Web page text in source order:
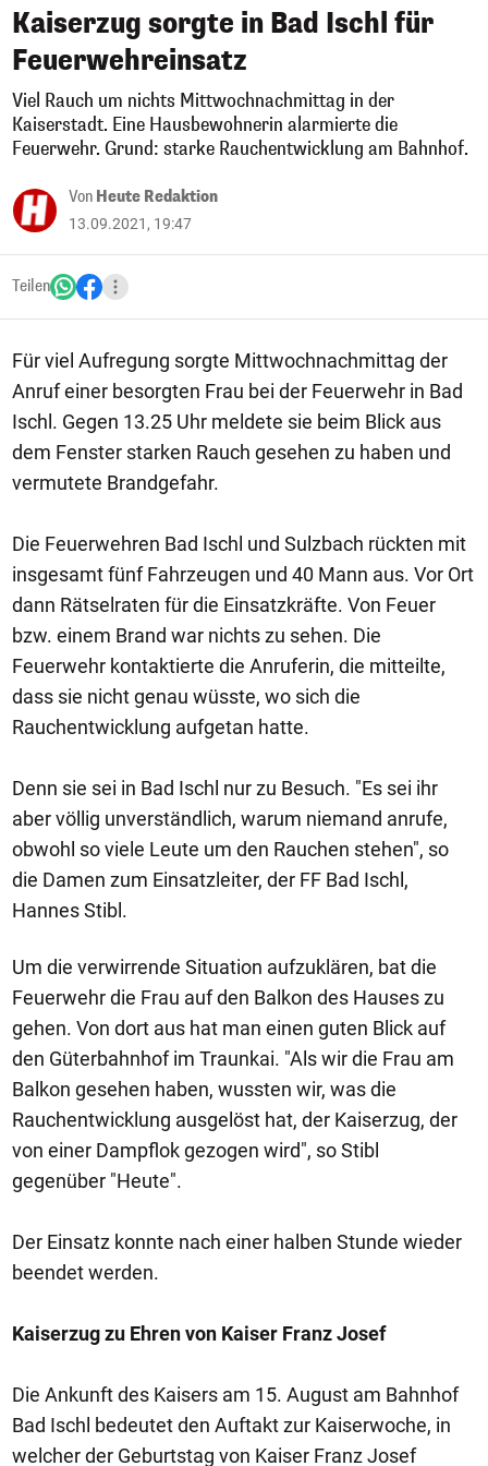
Kaiserzug sorgte in Bad Ischl für
Feuerwehreinsatz
Viel Rauch um nichts Mittwochnachmittag in der
Kaiserstadt. Eine Hausbewohnerin alarmierte die
Feuerwehr. Grund: starke Rauchentwicklung am Bahnhof.
Von Heute Redaktion
13.09.2021, 19:47
Teilen
Für viel Aufregung sorgte Mittwochnachmittag der
Anruf einer besorgten Frau bei der Feuerwehr in Bad
Ischl. Gegen 13.25 Uhr meldete sie beim Blick aus
dem Fenster starken Rauch gesehen zu haben und
vermutete Brandgefahr.
Die Feuerwehren Bad Ischl und Sulzbach rückten mit
insgesamt fünf Fahrzeugen und 40 Mann aus. Vor Ort
dann Rätselraten für die Einsatzkräfte. Von Feuer
bzw. einem Brand war nichts zu sehen. Die
Feuerwehr kontaktierte die Anruferin, die mitteilte,
dass sie nicht genau wüsste, wo sich die
Rauchentwicklung aufgetan hatte.
Denn sie sei in Bad Ischl nur zu Besuch. "Es sei ihr
aber völlig unverständlich, warum niemand anrufe,
obwohl so viele Leute um den Rauchen stehen", so
die Damen zum Einsatzleiter, der FF Bad Ischl,
Hannes Stibl.
Um die verwirrende Situation aufzuklären, bat die
Feuerwehr die Frau auf den Balkon des Hauses zu
gehen. Von dort aus hat man einen guten Blick auf
den Güterbahnhof im Traunkai. "Als wir die Frau am
Balkon gesehen haben, wussten wir, was die
Rauchentwicklung ausgelöst hat, der Kaiserzug, der
von einer Dampflok gezogen wird", so Stibl
gegenüber "Heute".
Der Einsatz konnte nach einer halben Stunde wieder
beendet werden.
Kaiserzug zu Ehren von Kaiser Franz Josef
Die Ankunft des Kaisers am 15. August am Bahnhof
Bad Ischl bedeutet den Auftakt zur Kaiserwoche, in
welcher der Geburtstag von Kaiser Franz Josef